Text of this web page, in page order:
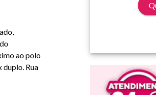
ao polo
duplo. Rua